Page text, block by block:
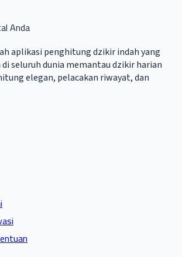
Anda
aplikasi penghitung dzikir indah yang
seluruh dunia memantau dzikir harian
elegan, pelacakan riwayat, dan